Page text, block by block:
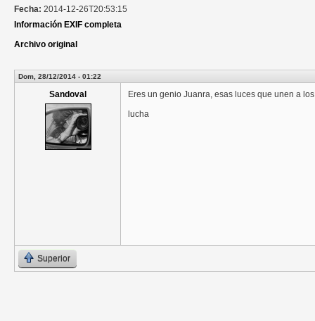
Fecha: 2014-12-26T20:53:15
Información EXIF completa
Archivo original
Dom, 28/12/2014 - 01:22
Sandoval
Eres un genio Juanra, esas luces que unen a
lucha
Superior